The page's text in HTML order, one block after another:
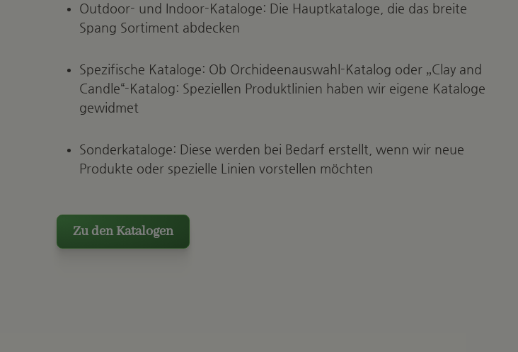
Outdoor- und Indoor-Kataloge: Die Hauptkataloge, die das breite
Spang Sortiment abdecken
Spezifische Kataloge: Ob Orchideenauswahl-Katalog oder „Clay and
Candle“-Katalog: Speziellen Produktlinien haben wir eigene Kataloge
gewidmet
Sonderkataloge: Diese werden bei Bedarf erstellt, wenn wir neue
Produkte oder spezielle Linien vorstellen möchten
Zu den Katalogen